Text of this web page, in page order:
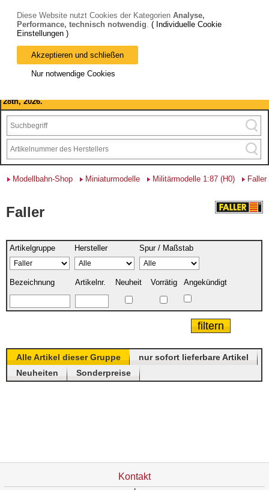
Bitte beachten Sie: wir machen Betriebsferien, vom 03. bis 28.
August 2026 haben wir geschlossen.
28th, 2026.
Modellbahn-Shop Miniaturmodelle Militärmodelle 1:87 (H0) Faller
Faller
Artikelgruppe Hersteller Spur / Maßstab
Bezeichnung Artikelnr. Neuheit Vorrätig Angekündigt
Alle Artikel dieser Gruppe
nur sofort lieferbare Artikel
Neuheiten
Sonderpreise
Kontakt
Diese Website nutzt Cookies der Kategorien Analyse,
Performance, technisch notwendig. ( Individuelle Cookie
Einstellungen )
Akzeptieren und schließen
Nur notwendige Cookies